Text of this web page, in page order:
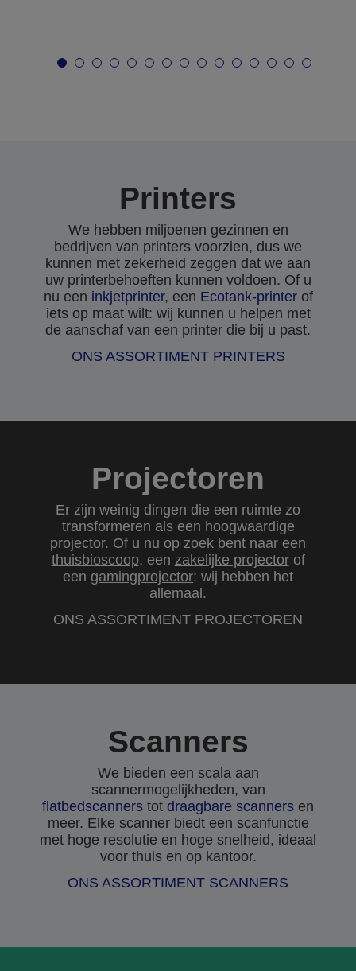
Printers
We hebben miljoenen gezinnen en
bedrijven van printers voorzien, dus we
kunnen met zekerheid zeggen dat we aan
uw printerbehoeften kunnen voldoen. Of u
nu een inkjetprinter, een Ecotank-printerof
iets op maat wilt: wij kunnen u helpen met
de aanschaf van een printer die bij u past.
ONS ASSORTIMENT PRINTERS
Projectoren
Er zijn weinig dingen die een ruimte zo
transformeren als een hoogwaardige
projector. Of u nu op zoek bent naar een
thuisbioscoop, een zakelijke projectorof
een gamingprojector: wij hebben het
allemaal.
ONS ASSORTIMENT PROJECTOREN
Scanners
We bieden een scala aan
scannermogelijkheden, van
flatbedscanners tot draagbare scanners en
meer. Elke scanner biedt een scanfunctie
met hoge resolutie en hoge snelheid, ideaal
voor thuis en op kantoor.
ONS ASSORTIMENT SCANNERS